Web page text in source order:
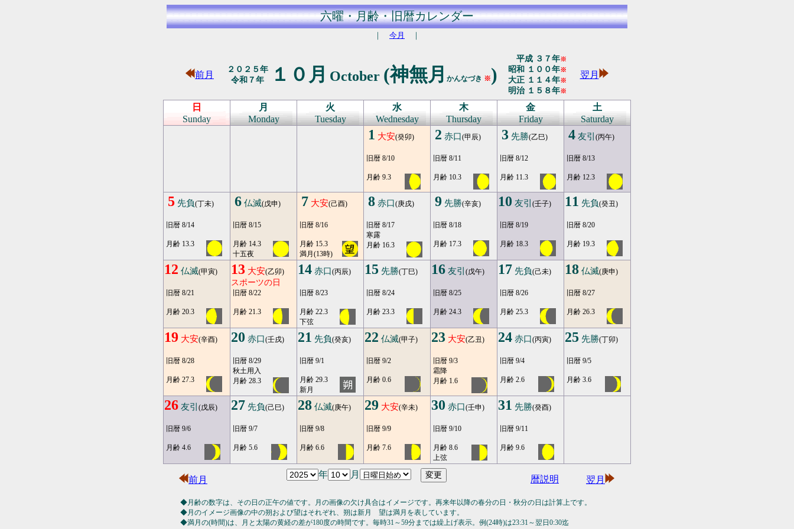
六曜・月齢・旧暦カレンダー
｜ 今月 ｜
前月
２０２５年
令和７年
１０月 October (神無月 かんなづき ※)
平成 ３７年※
昭和 １００年※
大正 １１４年※
明治 １５８年※
翌月
日
Sunday
月
Monday
火
Tuesday
水
Wednesday
木
Thursday
金
Friday
土
Saturday
1 大安(癸卯)
旧暦 8/10
月齢 9.3
2 赤口(甲辰)
旧暦 8/11
月齢 10.3
3 先勝(乙巳)
旧暦 8/12
月齢 11.3
4 友引 (丙午)
旧暦 8/13
月齢 12.3
5 先負(丁未)
旧暦 8/14
月齢 13.3
6 仏滅(戊申)
旧暦 8/15
月齢 14.3
十五夜
7 大安(己酉)
旧暦 8/16
月齢 15.3
満月(13時)
8 赤口(庚戌)
旧暦 8/17
寒露
月齢 16.3
9 先勝(辛亥)
旧暦 8/18
月齢 17.3
10 友引 (壬子)
旧暦 8/19
月齢 18.3
11 先負(癸丑)
旧暦 8/20
月齢 19.3
12 仏滅(甲寅)
旧暦 8/21
月齢 20.3
13 大安(乙卯)
スポーツの日
旧暦 8/22
月齢 21.3
14 赤口(丙辰)
旧暦 8/23
月齢 22.3
下弦
15 先勝(丁巳)
旧暦 8/24
月齢 23.3
16 友引 (戊午)
旧暦 8/25
月齢 24.3
17 先負(己未)
旧暦 8/26
月齢 25.3
18 仏滅(庚申)
旧暦 8/27
月齢 26.3
19 大安(辛酉)
旧暦 8/28
月齢 27.3
20 赤口(壬戌)
旧暦 8/29
秋土用入
月齢 28.3
21 先負(癸亥)
旧暦 9/1
月齢 29.3
新月
22 仏滅(甲子)
旧暦 9/2
月齢 0.6
23 大安(乙丑)
旧暦 9/3
霜降
月齢 1.6
24 赤口(丙寅)
旧暦 9/4
月齢 2.6
25 先勝(丁卯)
旧暦 9/5
月齢 3.6
26 友引 (戊辰)
旧暦 9/6
月齢 4.6
27 先負(己巳)
旧暦 9/7
月齢 5.6
28 仏滅(庚午)
旧暦 9/8
月齢 6.6
29 大安(辛未)
旧暦 9/9
月齢 7.6
30 赤口(壬申)
旧暦 9/10
月齢 8.6
上弦
31 先勝(癸酉)
旧暦 9/11
月齢 9.6
前月
年 月 暦説明 翌月
◆月齢の数字は、その日の正午の値です。月の画像の欠け具合はイメージです。再来年以降の春分の日・秋分の日は計算上です。
◆月のイメージ画像の中の朔および望はそれぞれ、朔は新月 望は満月を表しています。
◆満月の(時間)は、月と太陽の黄経の差が180度の時間です。毎時31～59分までは繰上げ表示。例(24時)は23:31～翌日0:30迄